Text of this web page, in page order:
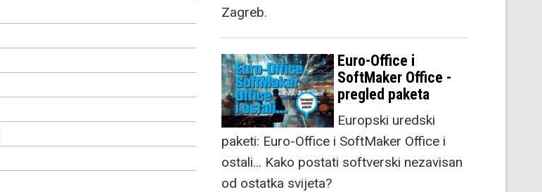
Zagreb.
Euro-Office i
SoftMaker Office -
pregled paketa
Europski uredski
paketi: Euro-Office i SoftMaker Office i
ostali... Kako postati softverski nezavisan
od ostatka svijeta?